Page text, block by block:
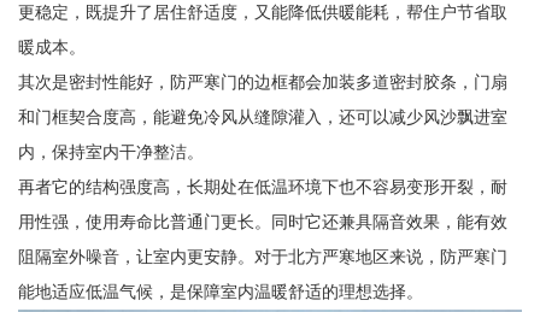
更稳定，既提升了居住舒适度，又能降低供暖能耗，帮住户节省取
暖成本。
其次是密封性能好，防严寒门的边框都会加装多道密封胶条，门扇
和门框契合度高，能避免冷风从缝隙灌入，还可以减少风沙飘进室
内，保持室内干净整洁。
再者它的结构强度高，长期处在低温环境下也不容易变形开裂，耐
用性强，使用寿命比普通门更长。同时它还兼具隔音效果，能有效
阻隔室外噪音，让室内更安静。对于北方严寒地区来说，防严寒门
能地适应低温气候，是保障室内温暖舒适的理想选择。